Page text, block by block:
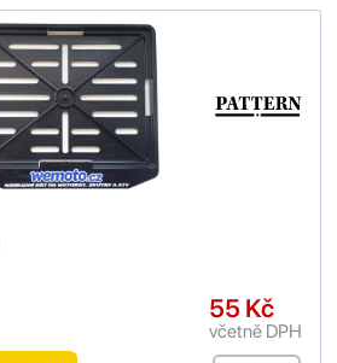
55 Kč
včetně DPH